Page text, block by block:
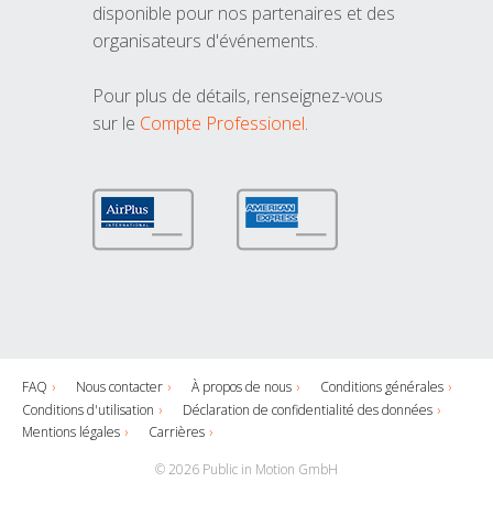
disponible pour nos partenaires et des
organisateurs d'événements.
Pour plus de détails, renseignez-vous
sur le Compte Professionel.
FAQ Nous contacter À propos de nous
Conditions générales
Conditions d'utilisation
Déclaration de confidentialité des données
Mentions légales
Carrières
© 2026 Public in Motion GmbH